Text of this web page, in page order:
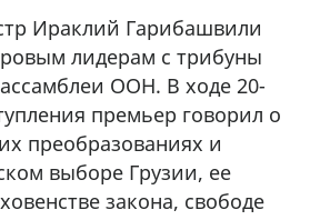
Ираклий Гарибашвили
лидерам с трибуны
ООН. В ходе 20-
премьер говорил о
преобразованиях и
выборе Грузии, ее
закона, свободе